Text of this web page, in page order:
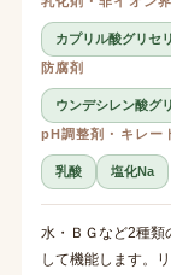
カプリル酸グリセ
防腐剤
ウンデシレン酸グ
pH調整剤・キレー
乳酸 塩化Na
水・ＢＧなど2種類
して機能します。